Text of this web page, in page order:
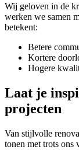
Wij geloven in de
werken we samen
betekent:
Betere
Kortere
Hogere
Laat je
projecten
Van stijlvolle
tonen met trots ons